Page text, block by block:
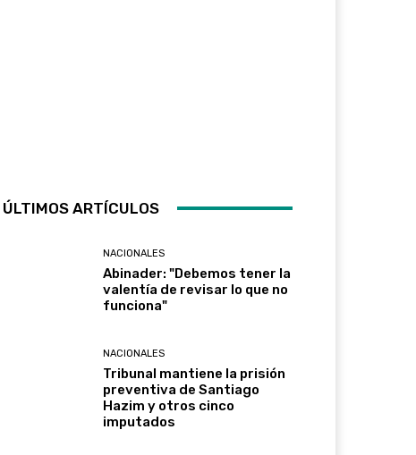
ÚLTIMOS ARTÍCULOS
NACIONALES
Abinader: "Debemos tener la
valentía de revisar lo que no
funciona"
NACIONALES
Tribunal mantiene la prisión
preventiva de Santiago
Hazim y otros cinco
imputados